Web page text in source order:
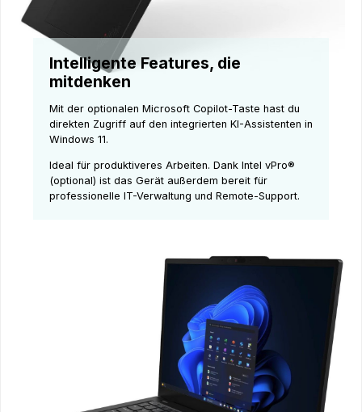
Intelligente Features, die
mitdenken
Mit der optionalen Microsoft Copilot-Taste hast du
direkten Zugriff auf den integrierten KI-Assistenten in
Windows 11.
Ideal für produktiveres Arbeiten. Dank Intel vPro®
(optional) ist das Gerät außerdem bereit für
professionelle IT-Verwaltung und Remote-Support.